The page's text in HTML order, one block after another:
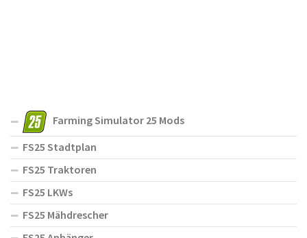
Farming Simulator 25 Mods
FS25 Stadtplan
FS25 Traktoren
FS25 LKWs
FS25 Mähdrescher